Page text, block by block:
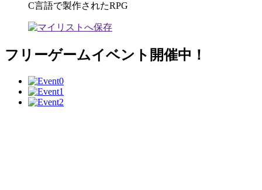
C言語で製作されたRPG
フリーゲームイベント開催中！